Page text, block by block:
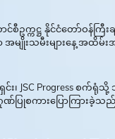
ဥက္ကဋ္ဌ နိုင်ငံတော်ဝန်က
ျိုးသမီးများနေ့ အထိမ်
၊ JSC Progress စက်
ပြုစကားပြောကြားခဲ့သည်